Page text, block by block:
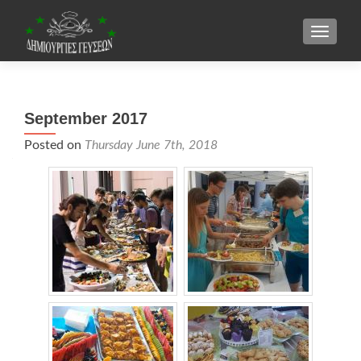
September 2017
Posted on Thursday June 7th, 2018